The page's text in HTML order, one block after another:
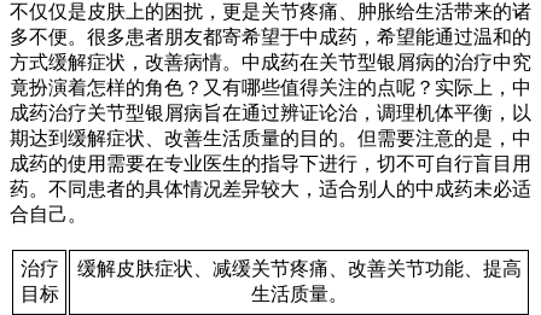
不仅仅是皮肤上的困扰，更是关节疼痛、肿胀给生活带来的诸
多不便。很多患者朋友都寄希望于中成药，希望能通过温和的
方式缓解症状，改善病情。中成药在关节型银屑病的治疗中究
竟扮演着怎样的角色？又有哪些值得关注的点呢？实际上，中
成药治疗关节型银屑病旨在通过辨证论治，调理机体平衡，以
期达到缓解症状、改善生活质量的目的。但需要注意的是，中
成药的使用需要在专业医生的指导下进行，切不可自行盲目用
药。不同患者的具体情况差异较大，适合别人的中成药未必适
合自己。
治疗
目标
缓解皮肤症状、减缓关节疼痛、改善关节功能、提高
生活质量。